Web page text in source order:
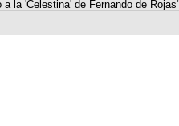
a la 'Celestina' de Fernando de Rojas"